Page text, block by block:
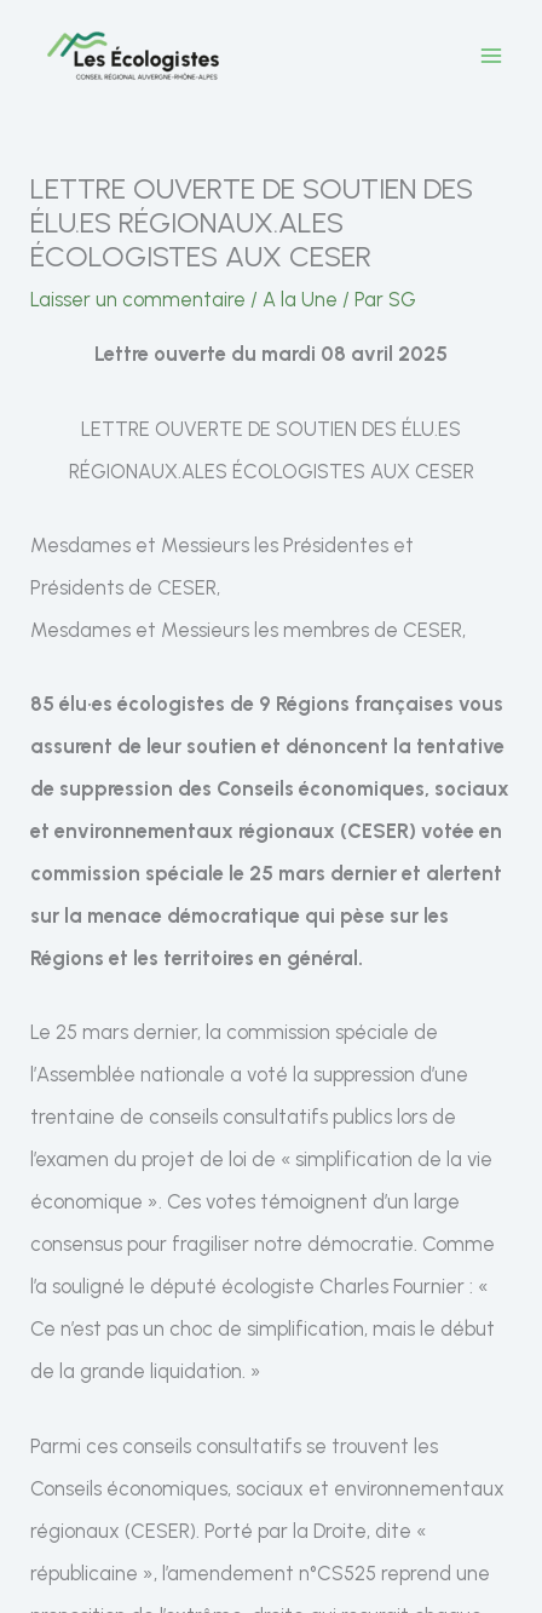
LETTRE OUVERTE DE SOUTIEN DES
ÉLU.ES RÉGIONAUX.ALES
ÉCOLOGISTES AUX CESER
Laisser un commentaire /A la Une / Par SG
Lettre ouverte du mardi 08 avril 2025
LETTRE OUVERTE DE SOUTIEN DES ÉLU.ES
RÉGIONAUX.ALES ÉCOLOGISTES AUX CESER
Mesdames et Messieurs les Présidentes et
Présidents de CESER,
Mesdames et Messieurs les membres de CESER,
85 élu·es écologistes de 9 Régions françaises vous
assurent de leur soutien et dénoncent la tentative
de suppression des Conseils économiques, sociaux
et environnementaux régionaux (CESER) votée en
commission spéciale le 25 mars dernier et alertent
sur la menace démocratique qui pèse sur les
Régions et les territoires en général.
Le 25 mars dernier, la commission spéciale de
l’Assemblée nationale a voté la suppression d’une
trentaine de conseils consultatifs publics lors de
l’examen du projet de loi de « simplification de la vie
économique ». Ces votes témoignent d’un large
consensus pour fragiliser notre démocratie. Comme
l’a souligné le député écologiste Charles Fournier : «
Ce n’est pas un choc de simplification, mais le début
de la grande liquidation. »
Parmi ces conseils consultatifs se trouvent les
Conseils économiques, sociaux et environnementaux
régionaux (CESER). Porté par la Droite, dite «
républicaine », l’amendement n°CS525 reprend une